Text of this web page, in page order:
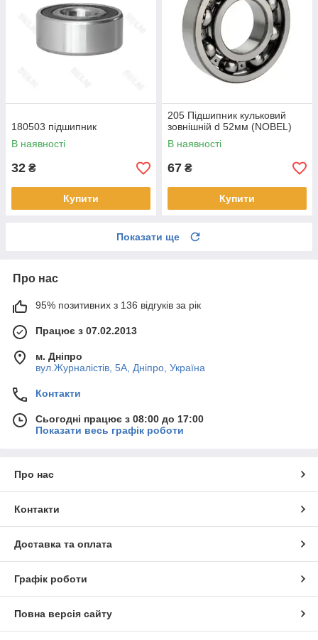
180503 підшипник
В наявності
32 ₴
Купити
205 Підшипник кульковий
зовнішній d 52мм (NOBEL)
В наявності
67 ₴
Купити
Показати ще
Про нас
95% позитивних з 136 відгуків за рік
Працює з 07.02.2013
м. Дніпро
вул.Журналістів, 5А, Дніпро, Україна
Контакти
Сьогодні працює з 08:00 до 17:00
Показати весь графік роботи
Про нас
Контакти
Доставка та оплата
Графік роботи
Повна версія сайту